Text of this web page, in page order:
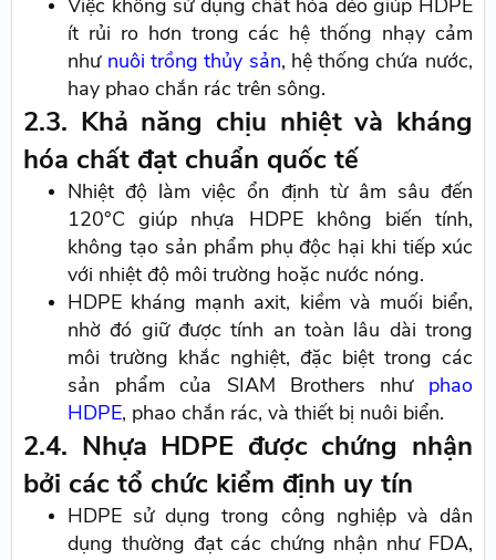
Việc không sử dụng chất hóa dẻo giúp HDPE
ít rủi ro hơn trong các hệ thống nhạy cảm
như nuôi trồng thủy sản, hệ thống chứa nước,
hay phao chắn rác trên sông.
2.3. Khả năng chịu nhiệt và kháng
hóa chất đạt chuẩn quốc tế
Nhiệt độ làm việc ổn định từ âm sâu đến
120°C giúp nhựa HDPE không biến tính,
không tạo sản phẩm phụ độc hại khi tiếp xúc
với nhiệt độ môi trường hoặc nước nóng.
HDPE kháng mạnh axit, kiềm và muối biển,
nhờ đó giữ được tính an toàn lâu dài trong
môi trường khắc nghiệt, đặc biệt trong các
sản phẩm của SIAM Brothers nhưphao
HDPE, phao chắn rác, và thiết bị nuôi biển.
2.4. Nhựa HDPE được chứng nhận
bởi các tổ chức kiểm định uy tín
HDPE sử dụng trong công nghiệp và dân
dụng thường đạt các chứng nhận như FDA,